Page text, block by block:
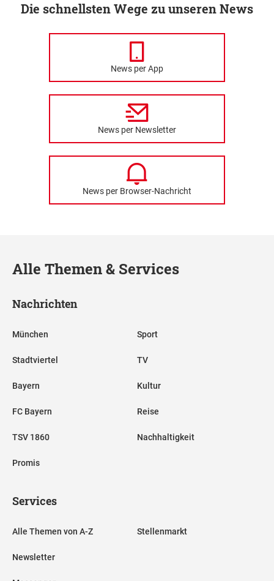
Die schnellsten Wege zu unseren News
News per App
News per Newsletter
News per Browser-Nachricht
Alle Themen & Services
Nachrichten
München
Stadtviertel
Bayern
FC Bayern
TSV 1860
Promis
Sport
TV
Kultur
Reise
Nachhaltigkeit
Services
Alle Themen von A-Z
Newsletter
Stellenmarkt